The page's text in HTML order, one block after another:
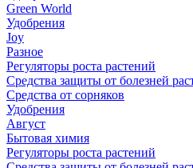
Green World
Удобрения
Joy
Разное
Регуляторы роста растений
Средства защиты от болезней
Средства от сорняков
Удобрения
Август
Бытовая химия
Регуляторы роста растений